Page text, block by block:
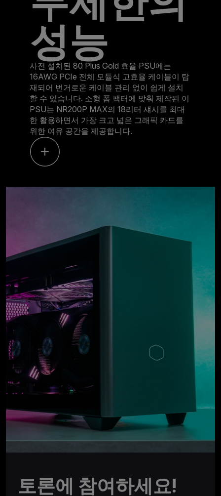
성능
사전 설치된 80 Plus Gold 효율 PSU에는
16AWG PCIe 전체 모듈식 고효율 케이블이 탑
재되어 번거로운 케이블 관리 없이 쉽게 설치
할 수 있습니다. 소형 폼 팩터에 맞춰 제작된 이
PSU는 NR200P MAX의 18리터 섀시를 최대
한 활용하면서 가장 크고 넓은 그래픽 카드를
위한 여유 공간을 제공합니다.
토론에 참여하세요!